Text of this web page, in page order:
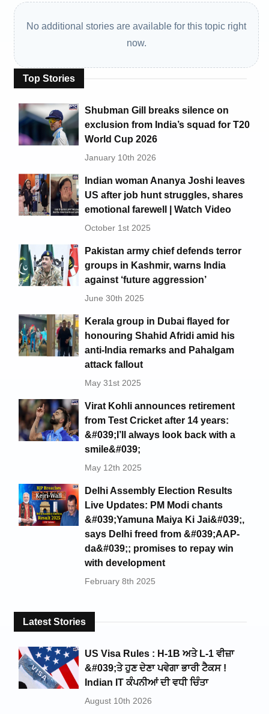
No additional stories are available for this topic right
now.
Top Stories
Shubman Gill breaks silence on
exclusion from India’s squad for T20
World Cup 2026
January 10th 2026
Indian woman Ananya Joshi leaves
US after job hunt struggles, shares
emotional farewell | Watch Video
October 1st 2025
Pakistan army chief defends terror
groups in Kashmir, warns India
against ‘future aggression’
June 30th 2025
Kerala group in Dubai flayed for
honouring Shahid Afridi amid his
anti-India remarks and Pahalgam
attack fallout
May 31st 2025
Virat Kohli announces retirement
from Test Cricket after 14 years:
&#039;I’ll always look back with a
smile&#039;
May 12th 2025
Delhi Assembly Election Results
Live Updates: PM Modi chants
&#039;Yamuna Maiya Ki Jai&#039;,
says Delhi freed from &#039;AAP-
da&#039;; promises to repay win
with development
February 8th 2025
Latest Stories
US Visa Rules : H-1B ਅਤੇ L-1 ਵੀਜ਼ਾ
&#039;ਤੇ ਹੁਣ ਦੇਣਾ ਪਵੇਗਾ ਭਾਰੀ ਟੈਕਸ !
Indian IT ਕੰਪਨੀਆਂ ਦੀ ਵਧੀ ਚਿੰਤਾ
August 10th 2026